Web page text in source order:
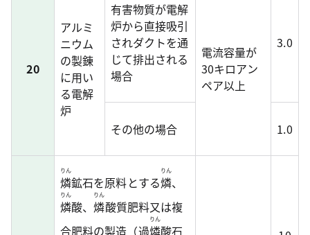
20
アルミ
ニウム
の製錬
に用い
る電解
炉
有害物質が電解
炉から直接吸引
されダクトを通
じて排出される
場合
電流容量が
30キロアン
ペア以上
3.0
その他の場合 1.0
燐
りん
鉱石を原料とする燐
りん
、
燐
りん
酸、燐
りん
酸質肥料又は複
合肥料の製造（過燐
りん
酸石